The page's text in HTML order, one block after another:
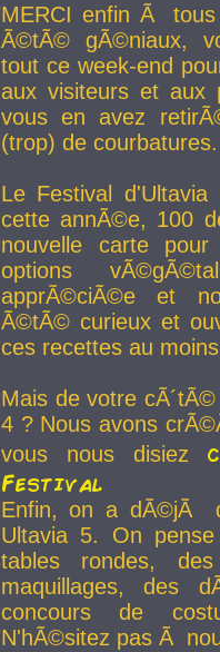
MERCI enfin Ã
Ã©tÃ© gÃ©niaux,
tout ce week-end
aux visiteurs et aux
vous en avez
(trop) de courbatures.
Le Festival
cette annÃ©e, 100
nouvelle carte
options
apprÃ©ciÃ©e et
Ã©tÃ© curieux et
ces recettes au
Mais de votre
4 ? Nous avons
vous nous disiez
Festival
Enfin, on a dÃ©jÃ
Ultavia 5. On
tables rondes,
maquillages, des
concours de
N'hÃ©sitez pas Ã